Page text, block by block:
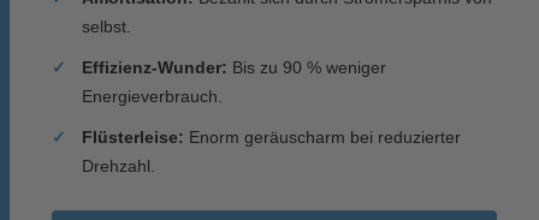
selbst.
Effizienz-Wunder: Bis zu 90 % weniger
Energieverbrauch.
Flüsterleise: Enorm geräuscharm bei reduzierter
Drehzahl.